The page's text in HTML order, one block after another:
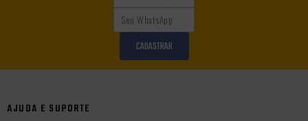
CADASTRAR
AJUDA E SUPORTE